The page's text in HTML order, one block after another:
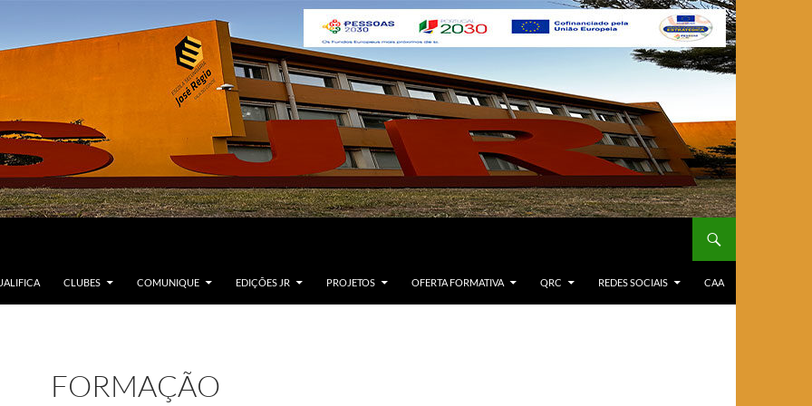
CLUBES COMUNIQUE EDIÇÕES JR PROJETOS OFERTA FORMATIVA QRC REDES SOCIAIS CAA
FORMAÇÃO